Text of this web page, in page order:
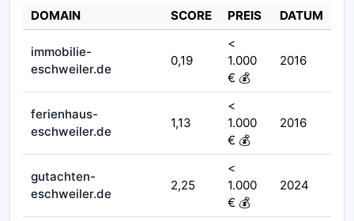
DOMAIN SCORE PREIS DATUM
immobilie-
eschweiler.de
0,19
<
1.000
€ 💰
2016
ferienhaus-
eschweiler.de
1,13
<
1.000
€ 💰
2016
gutachten-
eschweiler.de
2,25
<
1.000
€ 💰
2024